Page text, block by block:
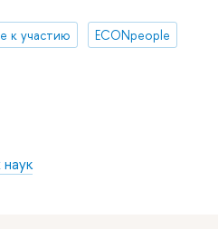
к участию ECONpeople